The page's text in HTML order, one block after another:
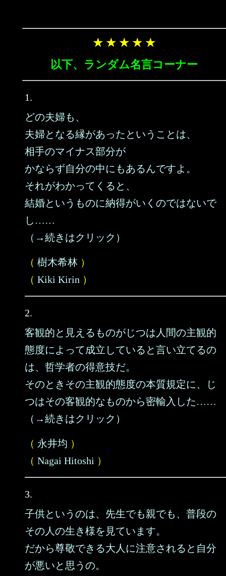
★ ★ ★ ★ ★
以下、ランダム名言コーナー
1.
どの夫婦も、
夫婦となる縁があったということは、
相手のマイナス部分が
かならず自分の中にもあるんですよ。
それがわかってくると、
結婚というものに納得がいくのではないで
し……
（→続きはクリック）
（ 樹木希林 ）
（ Kiki Kirin ）
2.
客観的と見えるものがじつは人間の主観的
態度によって成立していると言い立てるの
は、哲学者の得意技だ。
そのときその主観的態度の本質規定に、じ
つはその客観的なものから密輸入した……
（→続きはクリック）
（ 永井均 ）
（ Nagai Hitoshi ）
3.
子供というのは、先生でも親でも、普段の
その人の生き様を見ています。
だから尊敬できる大人に注意されると自分
が悪いと思うの。